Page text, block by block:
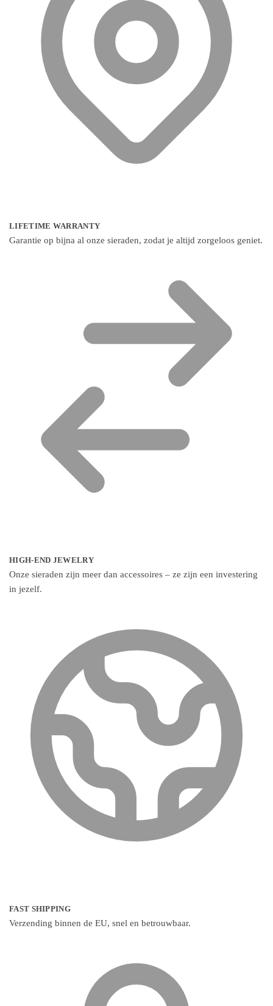
LIFETIME WARRANTY
Garantie op bijna al onze sieraden, zodat je altijd zorgeloos geniet.
HIGH-END JEWELRY
Onze sieraden zijn meer dan accessoires – ze zijn een investering
in jezelf.
FAST SHIPPING
Verzending binnen de EU, snel en betrouwbaar.